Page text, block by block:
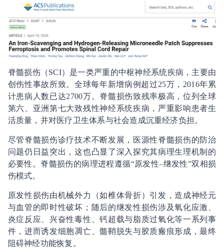
脊髓损伤（SCI）是一类严重的中枢神经系统疾病，主要由
创伤性事故所致。全球每年新增病例超过25万，2016年累
计患病人数已达2700万。脊髓损伤致残率极高，位列全球
第六、亚洲第七大致残性神经系统疾病，严重影响患者生
活质量，并对医疗卫生体系与社会造成沉重经济负担。
尽管脊髓损伤诊疗技术不断发展，医源性脊髓损伤的防治
问题仍日益突出，这也凸显了深入探究其病理生理机制的
必要性。脊髓损伤的病理进程遵循“原发性–继发性”双相损
伤模式。
原发性损伤由机械外力（如椎体骨折）引发，造成神经元
与血管的即时性破坏；随后的继发性损伤涉及氧化应激、
炎症反应、兴奋性毒性、钙超载与脂质过氧化等一系列事
件，进而诱发细胞凋亡、髓鞘脱失与胶质瘢痕形成，最终
阻碍神经功能恢复。